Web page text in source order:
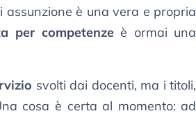
è una vera e propria
per competenzeè ormai una
svolti dai docenti, ma i titoli,
cosa è certa al momento: ad